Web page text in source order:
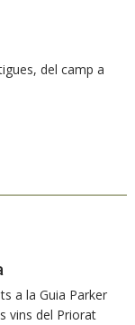
del camp a
a la Guia Parker
vins del Priorat